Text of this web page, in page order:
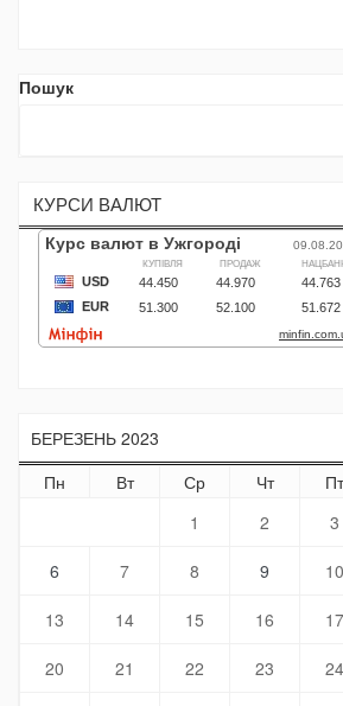
Пошук
КУРСИ ВАЛЮТ
БЕРЕЗЕНЬ 2023
Пн
Вт Ср Чт Пт
1
2 3
6 7 8 9 10
13 14 15 16 17
20 21 22 23 24